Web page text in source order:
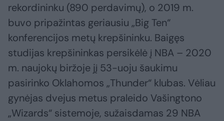
rekordininku (890 perdavimų), o 2019 m.
buvo pripažintas geriausiu „Big Ten“
konferencijos metų krepšininku. Baigęs
studijas krepšininkas persikėlė į NBA – 2020
m. naujokų biržoje jį 53-uoju šaukimu
pasirinko Oklahomos „Thunder“ klubas. Vėliau
gynėjas dvejus metus praleido Vašingtono
„Wizards“ sistemoje, sužaisdamas 29 NBA